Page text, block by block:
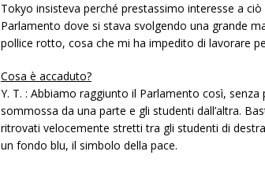
Tokyo insisteva perché prestassimo interesse a
Parlamento dove si stava svolgendo una grande
pollice rotto, cosa che mi ha impedito di lavorare
Cosa è accaduto?
Y. T. : Abbiamo raggiunto il Parlamento così,
sommossa da una parte e gli studenti dall’altra.
ritrovati velocemente stretti tra gli studenti di
un fondo blu, il simbolo della pace.